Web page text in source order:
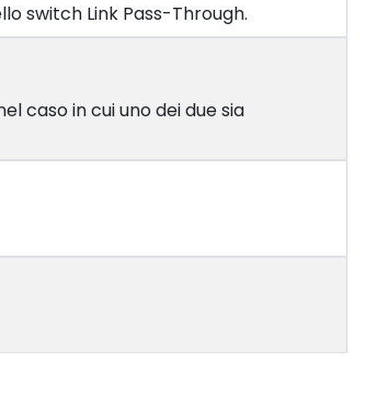
switch Link Pass-Through.
caso in cui uno dei due sia